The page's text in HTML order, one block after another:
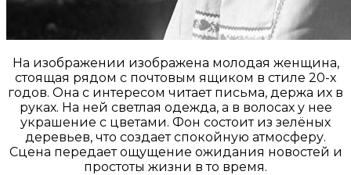
На изображении изображена молодая женщина,
стоящая рядом с почтовым ящиком в стиле 20-х
годов. Она с интересом читает письма, держа их в
руках. На ней светлая одежда, а в волосах у нее
украшение с цветами. Фон состоит из зелёных
деревьев, что создает спокойную атмосферу.
Сцена передает ощущение ожидания новостей и
простоты жизни в то время.